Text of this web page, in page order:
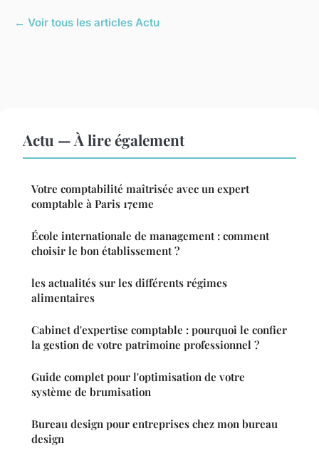
← Voir tous les articles Actu
Actu — À lire également
Votre comptabilité maîtrisée avec un expert
comptable à Paris 17eme
École internationale de management : comment
choisir le bon établissement ?
les actualités sur les différents régimes
alimentaires
Cabinet d'expertise comptable : pourquoi le confier
la gestion de votre patrimoine professionnel ?
Guide complet pour l'optimisation de votre
système de brumisation
Bureau design pour entreprises chez mon bureau
design